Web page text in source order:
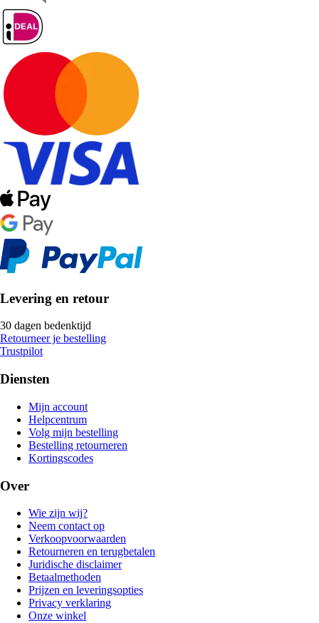
Levering en retour
30 dagen bedenktijd
Retourneer je bestelling
Trustpilot
Diensten
Mijn account
Helpcentrum
Volg mijn bestelling
Bestelling retourneren
Kortingscodes
Over
Wie zijn wij?
Neem contact op
Verkoopvoorwaarden
Retourneren en terugbetalen
Juridische disclaimer
Betaalmethoden
Prijzen en leveringsopties
Privacy verklaring
Onze winkel